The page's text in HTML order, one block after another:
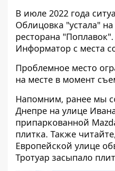
В июле 2022 года
Облицовка "устала" на
ресторана
Информатор с места
Проблемное место
на месте в момент
Напомним, ранее мы
Днепре на улице
припаркованной
плитка. Также
Европейской улице
Тротуар засыпало